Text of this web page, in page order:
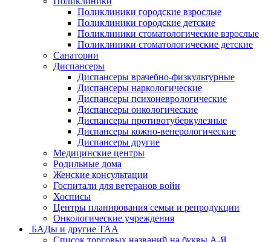
Поликлиники городские взрослые
Поликлиники городские детские
Поликлиники стоматологические взрослые
Поликлиники стоматологические детские
Санатории
Диспансеры
Диспансеры врачебно-физкультурные
Диспансеры наркологические
Диспансеры психоневрологические
Диспансеры онкологические
Диспансеры противотуберкулезные
Диспансеры кожно-венерологические
Диспансеры другие
Медицинские центры
Родильные дома
Женские консультации
Госпитали для ветеранов войн
Хосписы
Центры планирования семьи и репродукции
Онкологические учреждения
БАДы и другие ТАА
Список торговых названий на буквы А-Я